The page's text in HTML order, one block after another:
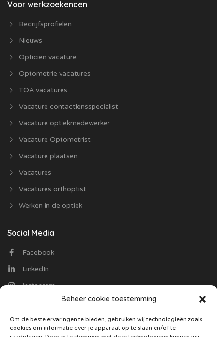
Beheer cookie toestemming
Om de beste ervaringen te bieden, gebruiken wij technologieën zoals
cookies om informatie over je apparaat op te slaan en/of te
Voor werkzoekenden
Bedrijfsprofielen
Nieuws
Opticien vacature
Optometrie vacatures
TOA vacatures
Vacature contactlensspecialist
Vacature optiekmedewerker
Vacature Optometrist
Vacature plaatsen
Vacatures
Vacatures orthoptist
Werken in de optiek
Social Media
Facebook
LinkedIn
Instagram
Optiekvacatures.nl